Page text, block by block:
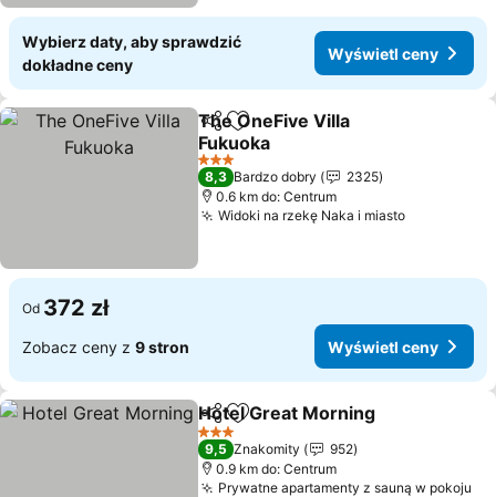
Wybierz daty, aby sprawdzić
dokładne ceny
Wyświetl ceny
Udostępnij
Dodaj do ulubionych
The OneFive Villa
Fukuoka
Wyświetl ceny
3 Kategoria
8,3 Bardzo dobry
2325
0.6 km do: Centrum
Widoki na rzekę Naka i miastoWyświetl
Od 372 zł
Zobacz ceny z 9 stron Wyświetl ceny
Udostępnij
Dodaj do ulubionych
Hotel Great Morning
3 Kategoria
9,5 Znakomity
952
0.9 km do: Centrum
Prywatne apartamenty z sauną w pokoju